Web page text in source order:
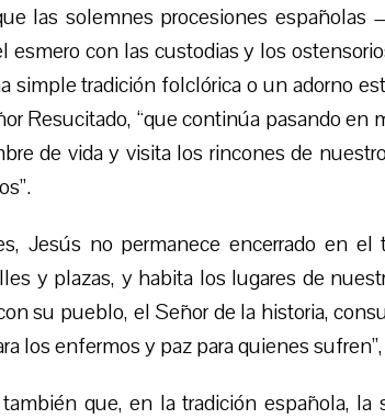
las solemnes procesiones
esmero con las custodias y los
tradición folclórica o un adorno
Resucitado, “que continúa pasando en
de vida y visita los rincones de
Jesús no permanece encerrado en
y plazas, y habita los lugares de
su pueblo, el Señor de la historia,
los enfermos y paz para quienes
que, en la tradición española, la